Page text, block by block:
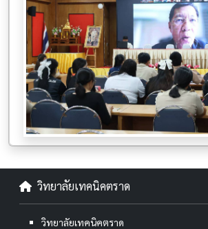
วิทยาลัยเทคนิคตราด
วิทยาลัยเทคนิคตราด